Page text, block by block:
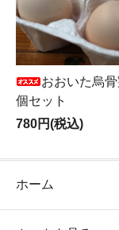
今後も変わ
努めてまい
しくお願い
おおいた烏骨
個セット
780円(税込)
ホーム